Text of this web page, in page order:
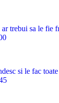
trebui sa le fie
si le fac